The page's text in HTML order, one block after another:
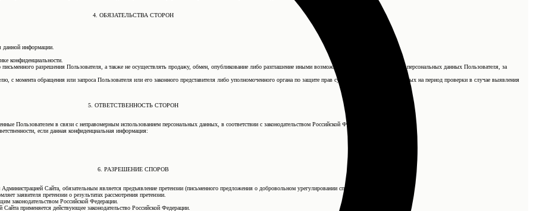
4. ОБЯЗАТЕЛЬСТВА СТОРОН
информации.
конфиденциальности.
разрешения Пользователя, а также не осуществлять продажу, обмен, опубликование либо разглашение иными возможными способами переданных персональных данных Пользователя, за
момента обращения или запроса Пользователя или его законного представителя либо уполномоченного органа по защите прав субъектов персональных данных на период проверки в случае выявления
5. ОТВЕТСТВЕННОСТЬ СТОРОН
Пользователем в связи с неправомерным использованием персональных данных, в соответствии с законодательством Российской Федерации.
если данная конфиденциальная информация:
6. РАЗРЕШЕНИЕ СПОРОВ
Сайта, обязательным является предъявление претензии (письменного предложения о добровольном урегулировании спора).
заявителя претензии о результатах рассмотрения претензии.
законодательством Российской Федерации.
применяется действующее законодательство Российской Федерации.